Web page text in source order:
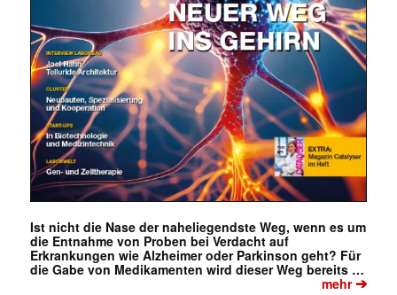
Ist nicht die Nase der naheliegendste Weg, wenn es um
die Entnahme von Proben bei Verdacht auf
Erkrankungen wie Alzheimer oder Parkinson geht? Für
die Gabe von Medikamenten wird dieser Weg bereits …
mehr➔